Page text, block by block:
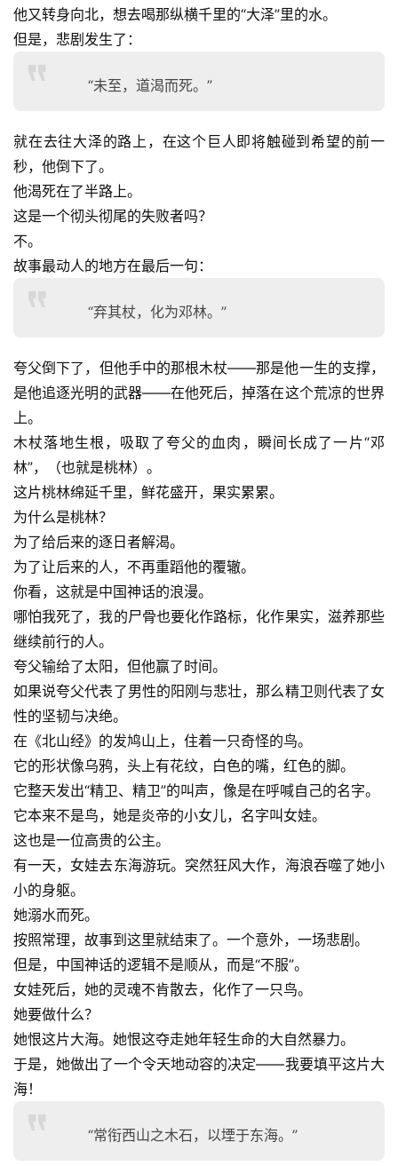
他又转身向北，想去喝那纵横千里的“大泽”里的水。
但是，悲剧发生了：
“未至，道渴而死。”
就在去往大泽的路上，在这个巨人即将触碰到希望的前一
秒，他倒下了。
他渴死在了半路上。
这是一个彻头彻尾的失败者吗？
不。
故事最动人的地方在最后一句：
“弃其杖，化为邓林。”
夸父倒下了，但他手中的那根木杖——那是他一生的支撑，
是他追逐光明的武器——在他死后，掉落在这个荒凉的世界
上。
木杖落地生根，吸取了夸父的血肉，瞬间长成了一片“邓
林”，（也就是桃林）。
这片桃林绵延千里，鲜花盛开，果实累累。
为什么是桃林？
为了给后来的逐日者解渴。
为了让后来的人，不再重蹈他的覆辙。
你看，这就是中国神话的浪漫。
哪怕我死了，我的尸骨也要化作路标，化作果实，滋养那些
继续前行的人。
夸父输给了太阳，但他赢了时间。
如果说夸父代表了男性的阳刚与悲壮，那么精卫则代表了女
性的坚韧与决绝。
在《北山经》的发鸠山上，住着一只奇怪的鸟。
它的形状像乌鸦，头上有花纹，白色的嘴，红色的脚。
它整天发出“精卫、精卫”的叫声，像是在呼喊自己的名字。
它本来不是鸟，她是炎帝的小女儿，名字叫女娃。
这也是一位高贵的公主。
有一天，女娃去东海游玩。突然狂风大作，海浪吞噬了她小
小的身躯。
她溺水而死。
按照常理，故事到这里就结束了。一个意外，一场悲剧。
但是，中国神话的逻辑不是顺从，而是“不服”。
女娃死后，她的灵魂不肯散去，化作了一只鸟。
她要做什么？
她恨这片大海。她恨这夺走她年轻生命的大自然暴力。
于是，她做出了一个令天地动容的决定——我要填平这片大
海！
“常衔西山之木石，以堙于东海。”